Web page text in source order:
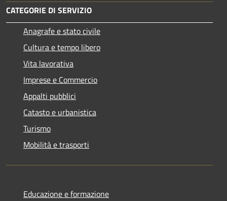
CATEGORIE DI SERVIZIO
Anagrafe e stato civile
Cultura e tempo libero
Vita lavorativa
Imprese e Commercio
Appalti pubblici
Catasto e urbanistica
Turismo
Mobilità e trasporti
Educazione e formazione